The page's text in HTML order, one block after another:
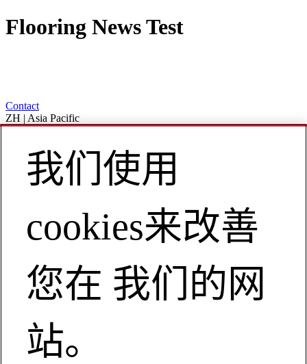
Flooring News Test
Contact
ZH | Asia Pacific
My Account
Flooring News Test
Flooring News Test
我们使用
cookies来改善
您在 我们的网
站。